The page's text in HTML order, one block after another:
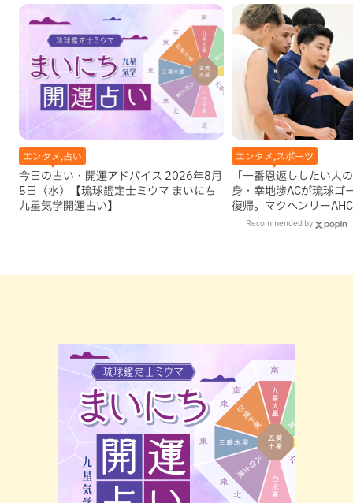
エンタメ,占い
今日の占い・開運アドバイス 2026年8月
5日（水）【琉球鑑定士ミウマ まいにち
九星気学開運占い】
エンタメ,スポーツ
「一番恩返ししたい人
身・幸地渉ACが琉球ゴ
復帰。マクヘンリー
理由Recommended by